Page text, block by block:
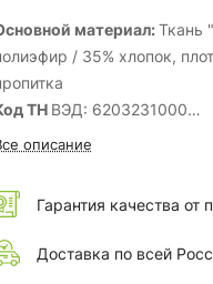
материал:Ткань
/ 35% хлопок,
ТН ВЭД: 6203231000
ТС: 019/2011
центральной
планка на кнопках)
СОП:
описание
Гарантия качества от
Доставка по всей